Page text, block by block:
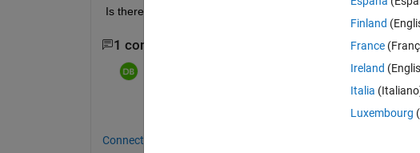
Is there a filter (e.g. running average or something like this)
1 commentaire
Reducing the number of bins will have similar effect
Connectez-vous pour commenter.
Finland
France
Ireland
Italia
Luxembourg